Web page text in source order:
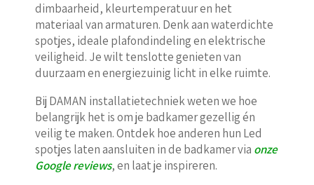
dimbaarheid, kleurtemperatuur en het
materiaal van armaturen. Denk aan waterdichte
spotjes, ideale plafondindeling en elektrische
veiligheid. Je wilt tenslotte genieten van
duurzaam en energiezuinig licht in elke ruimte.
Bij DAMAN installatietechniek weten we hoe
belangrijk het is om je badkamer gezellig én
veilig te maken. Ontdek hoe anderen hun Led
spotjes laten aansluiten in de badkamer via onze
Google reviews, en laat je inspireren.